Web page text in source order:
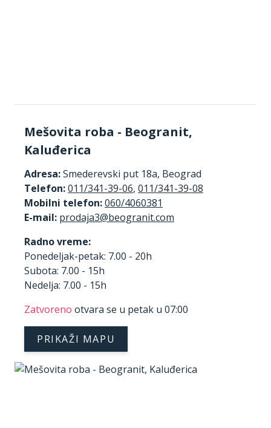
Mešovita roba - Beogranit,
Kaluđerica
Adresa:Smederevski put 18a, Beograd
Telefon:011/341-39-06, 011/341-39-08
Mobilni telefon:060/4060381
E-mail:
Radno vreme:
Ponedeljak-petak: 7.00 - 20h
Subota: 7.00 - 15h
Nedelja: 7.00 - 15h
Zatvoreno otvara se u petak u 07:00
PRIKAŽI MAPU